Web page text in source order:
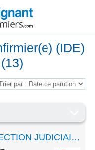
(IDE)
INFIRMIER(E) A LA PROTECTION JUDICIAIRE DE LA JEUNESSE TEMPS PLEIN CDD 3 ANS